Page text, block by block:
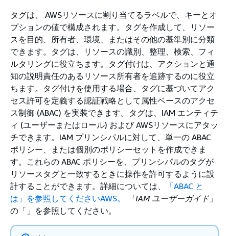
タグは、 AWSリソースに割り当てるラベルで、キーとオ
プションの値で構成されます。タグを作成して、リソー
スを目的、所有者、環境、またはその他の基準別に分類
できます。タグは、リソースの識別、整理、検索、フィ
ルタリングに役立ちます。タグ付けは、アクションと通
知の説明責任のあるリソース所有者を追跡するのに役立
ちます。タグ付けを使用する場合、タグに基づいてアク
セス許可を定義する認証戦略として属性ベースのアクセ
ス制御 (ABAC) を実装できます。タグは、IAM エンティテ
ィ (ユーザーまたはロール) および AWSリソースにアタッ
チできます。IAM プリンシパルに対して、単一の ABAC
ポリシー、または個別のポリシーセットを作成できま
す。これらの ABAC ポリシーを、プリンシパルのタグが
リソースタグと一致するときに操作を許可するように設
計することができます。詳細については、
「ABAC と
は」を参照してくださいAWS。
「IAM ユーザーガイド」
の「」を参照してください。